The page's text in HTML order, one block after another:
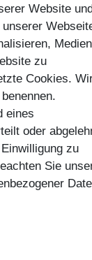
Website
Medien
zu
Cookies.
eines
oder
zu
Sie